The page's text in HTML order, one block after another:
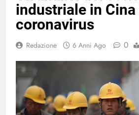
industriale in Cina
coronavirus
Redazione 6 Anni Ago 0